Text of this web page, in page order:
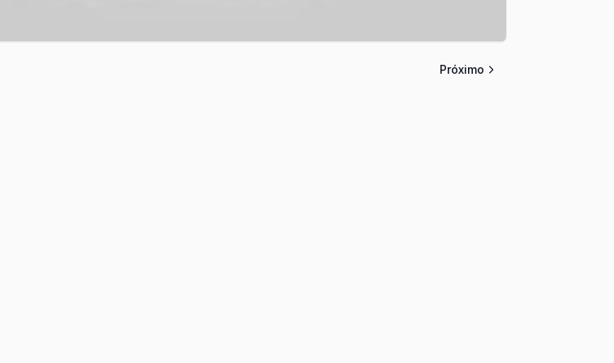
Próximo